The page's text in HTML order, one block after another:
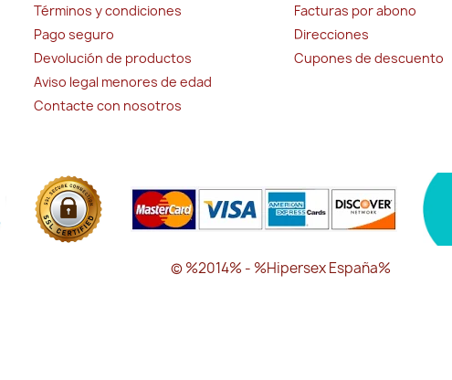
Términos y condiciones
Pago seguro
Devolución de productos
Aviso legal menores de edad
Contacte con nosotros
Facturas por abono
Direcciones
Cupones de descuento
© %2014% - %Hipersex España%